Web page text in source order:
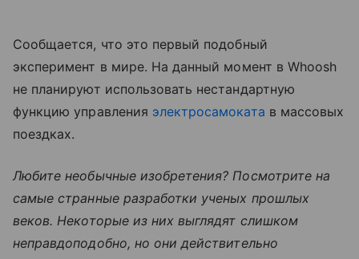
Сообщается, что это первый подобный
эксперимент в мире. На данный момент в Whoosh
не планируют использовать нестандартную
функцию управления электросамоката в массовых
поездках.
Любите необычные изобретения? Посмотрите на
самые странные разработки ученых прошлых
веков. Некоторые из них выглядят слишком
неправдоподобно, но они действительно